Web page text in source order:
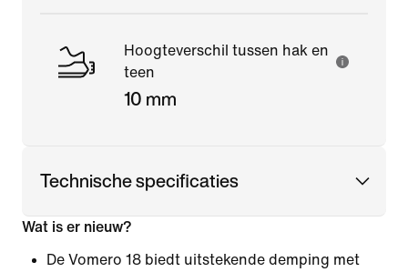
Hoogteverschil tussen hak en
teen
10 mm
Technische specificaties
Wat is er nieuw?
De Vomero 18 biedt uitstekende demping met